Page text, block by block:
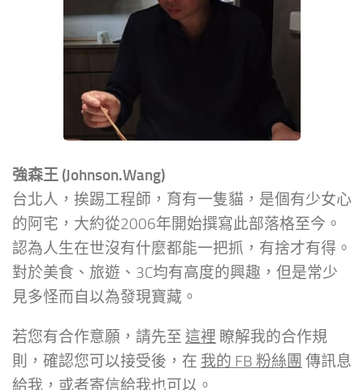
強森王 (Johnson.Wang)
台北人，挨踢工程師，育有一隻貓，是個有少女心
的阿宅，大約從2006年開始撰寫此部落格至今。
認為人生在世沒有什麼都能一把抓，有捨才有得。
對於美食、旅遊、3C均有高度的興趣，但是常少
見多怪而自以為發現寶藏。
若您有合作意願，請先至 這裡 瞭解我的合作規
則，確認您可以接受後，在 我的 FB 粉絲團 傳訊息
給我，或者寄信給我也可以。